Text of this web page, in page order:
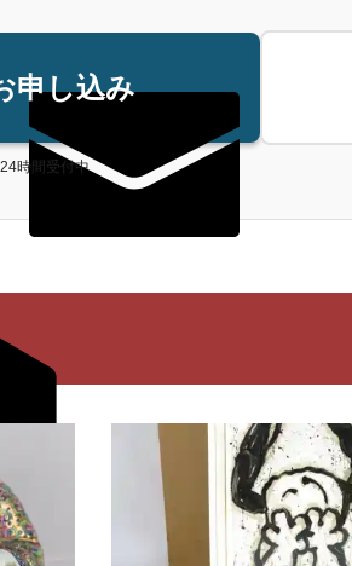
申し込み
24時間受付中